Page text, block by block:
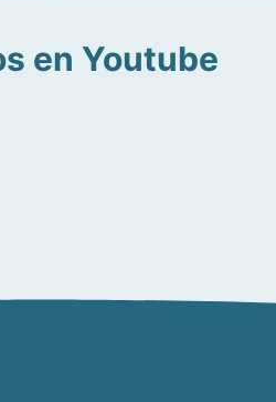
en Youtube